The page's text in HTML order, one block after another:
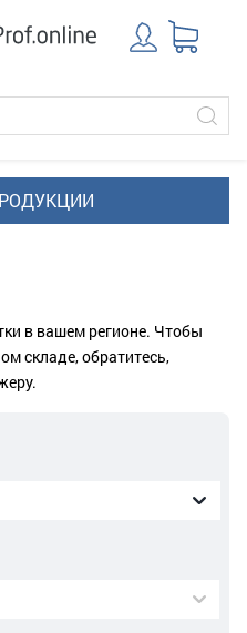
в вашем регионе. Чтобы
складе, обратитесь,